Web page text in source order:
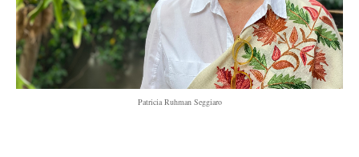
Patricia Ruhman Seggiaro